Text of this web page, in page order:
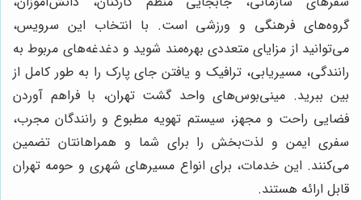
گروه‌های فرهنگی و ورزشی است. با انتخاب این سرویس،
می‌توانید از مزایای متعددی بهره‌مند شوید و دغدغه‌های مربوط به
رانندگی، مسیریابی، ترافیک و یافتن جای پارک را به طور کامل از
بین ببرید. مینی‌بوس‌های واحد گشت تهران، با فراهم آوردن
فضایی راحت و مجهز، سیستم تهویه مطبوع و رانندگان مجرب،
سفری ایمن و لذت‌بخش را برای شما و همراهانتان تضمین
می‌کنند. این خدمات، برای انواع مسیرهای شهری و حومه تهران
قابل ارائه هستند.